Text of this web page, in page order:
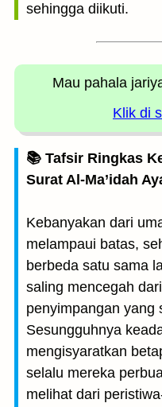
sehingga diikuti.
Mau pahala
Klik di
📚 Tafsir Ringkas
Surat Al-Ma’idah
Kebanyakan dari
melampaui batas,
berbeda satu sama
saling mencegah
penyimpangan yang
Sesungguhnya
mengisyaratkan
selalu mereka
melihat dari